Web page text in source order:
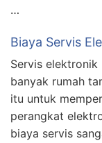
…
Biaya Servis
Servis
banyak rumah
itu untuk
perangkat
biaya servis